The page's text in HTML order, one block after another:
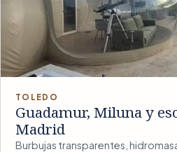
TOLEDO
Guadamur, Miluna y
Madrid
Burbujas transparentes,